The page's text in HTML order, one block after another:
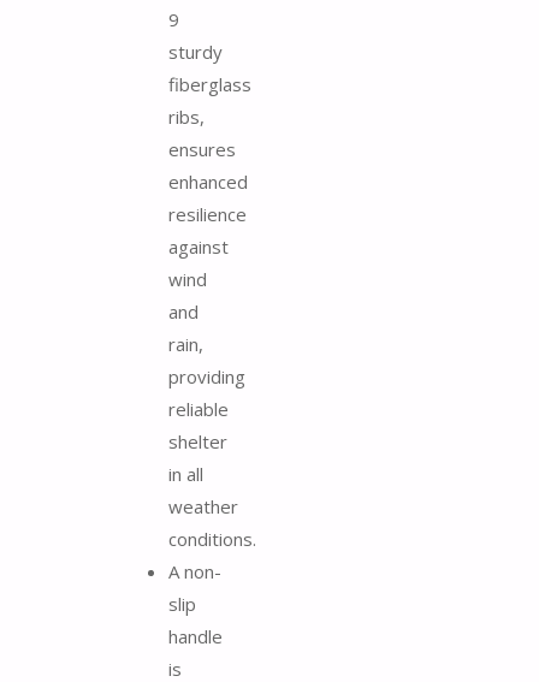
9
sturdy
fiberglass
ribs,
ensures
enhanced
resilience
against
wind
and
rain,
providing
reliable
shelter
in all
weather
conditions.
A non-
slip
handle
is